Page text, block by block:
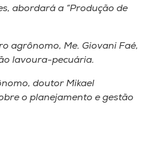
abordará a “Produção de
agrônomo, Me. Giovani Faé,
lavoura-pecuária.
doutor Mikael
o planejamento e gestão